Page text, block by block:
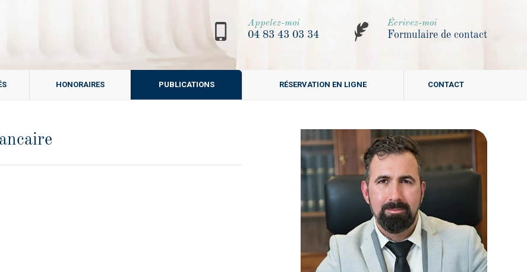
Appelez-moi
04 83 43 03 34
Écrivez-moi
Formulaire de contact
HONORAIRES PUBLICATIONS RÉSERVATION EN LIGNE CONTACT